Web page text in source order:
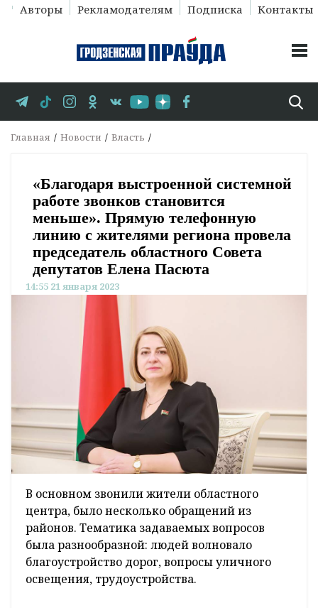
Авторы Рекламодателям Подписка Контакты
Главная Новости Власть
«Благодаря выстроенной системной
работе звонков становится
меньше». Прямую телефонную
линию с жителями региона провела
председатель областного Совета
депутатов Елена Пасюта
14:55 21 января 2023
В основном звонили жители областного
центра, было несколько обращений из
районов. Тематика задаваемых вопросов
была разнообразной: людей волновало
благоустройство дорог, вопросы уличного
освещения, трудоустройства.